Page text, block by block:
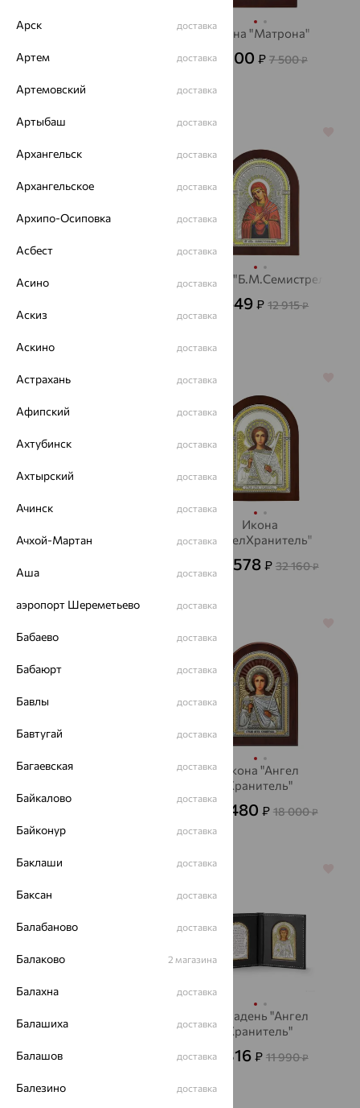
Икона "Матрона"
2 700 ₽ 7 500₽
4 562
Икона"Б.М.Семистрельная"
4 649₽ 12 915₽
64%
"Св.НиколайЧудотворец"
64%
Икона
"АнгелХранитель"
11 578 ₽ 32 160₽
Триптих, Спаситель,
Николай
Икона "Ангел
Хранитель"
6 480 ₽ 18 000₽
64%
Феврония"
6 480
64%
Складень "Ангел
Хранитель"
4 316 ₽ 11 990₽
Арск доставка
Артем доставка
Артемовский доставка
Артыбаш доставка
Архангельск доставка
Архангельское доставка
Архипо-Осиповка доставка
Асбест доставка
Асино доставка
Аскиз доставка
Аскино доставка
Астрахань доставка
Афипский доставка
Ахтубинск доставка
Ахтырский доставка
Ачинск доставка
Ачхой-Мартан доставка
Аша доставка
аэропорт Шереметьево доставка
Бабаево доставка
Бабаюрт доставка
Бавлы доставка
Бавтугай доставка
Багаевская доставка
Байкалово доставка
Байконур доставка
Баклаши доставка
Баксан доставка
Балабаново доставка
Балаково 2 магазина
Балахна доставка
Балашиха доставка
Балашов доставка
Балезино доставка